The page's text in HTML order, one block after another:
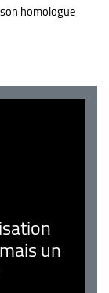
homologue
un